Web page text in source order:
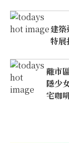
建
特展
離市
隱少
宅咖